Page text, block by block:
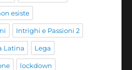
esiste
Intrighi e Passioni 2
Latina Lega
lockdown